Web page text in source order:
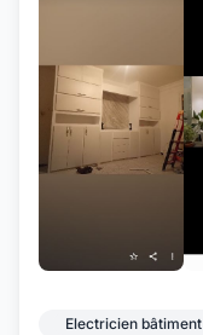
Electricien bâtiment